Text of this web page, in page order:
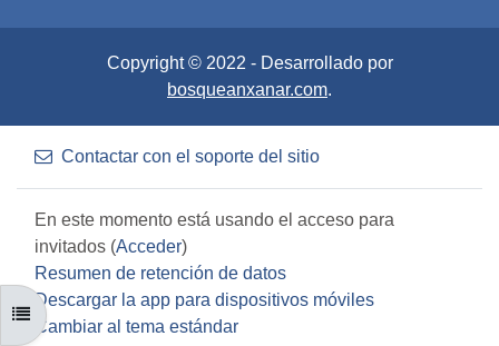
ABRIR ÍNDICE DEL CURSO
Copyright © 2022 - Desarrollado por
bosqueanxanar.com.
Contactar con el soporte del sitio
En este momento está usando el acceso para
invitados (Acceder)
Resumen de retención de datos
Descargar la app para dispositivos móviles
Cambiar al tema estándar